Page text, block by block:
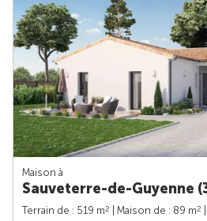
Maison à
Sauveterre-de-Guyenne
Terrain de : 519 m2 | Maison de : 89 m2